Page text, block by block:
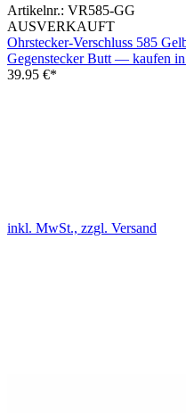
Artikelnr.: VR585-GG
AUSVERKAUFT
Ohrstecker-Verschluss 585
Gegenstecker Butt — kaufen
39.95 €*
inkl. MwSt., zzgl. Versand